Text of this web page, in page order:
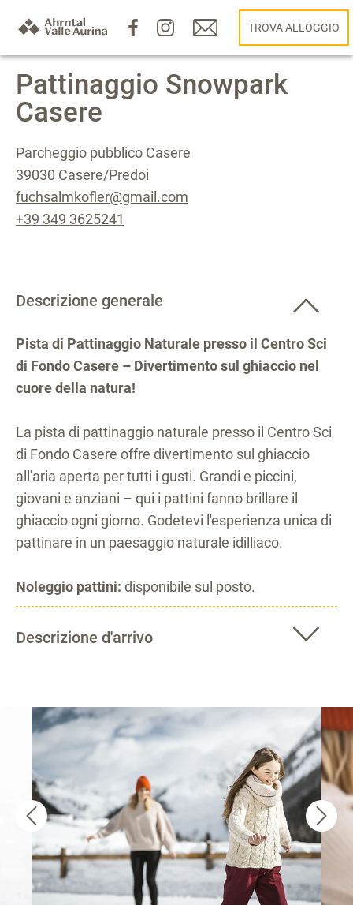
TROVA ALLOGGIO
Pattinaggio Snowpark
Casere
Parcheggio pubblico Casere
39030 Casere/Predoi
fuchsalmkofler@gmail.com
+39 349 3625241
Descrizione generale
Pista di Pattinaggio Naturale presso il Centro Sci
di Fondo Casere – Divertimento sul ghiaccio nel
cuore della natura!
La pista di pattinaggio naturale presso il Centro Sci
di Fondo Casere offre divertimento sul ghiaccio
all'aria aperta per tutti i gusti. Grandi e piccini,
giovani e anziani – qui i pattini fanno brillare il
ghiaccio ogni giorno. Godetevi l'esperienza unica di
pattinare in un paesaggio naturale idilliaco.
Noleggio pattini: disponibile sul posto.
Descrizione d'arrivo